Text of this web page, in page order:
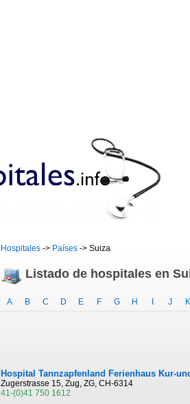
Hospitales -> Países -> Suiza
Listado de hospitales en
A B C D E F G H J K
Hospital Tannzapfenland Ferienhaus Kur-
Zugerstrasse 15, Zug, ZG, CH-6314
41-(0)41 750 1612